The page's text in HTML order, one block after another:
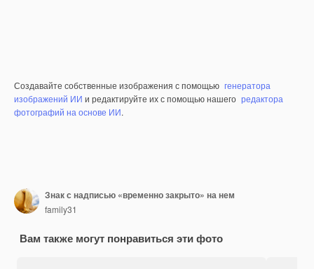
Создавайте собственные изображения с помощью генератора
изображений ИИ и редактируйте их с помощью нашего редактора
фотографий на основе ИИ.
Знак с надписью «временно закрыто» на нем
family31
Вам также могут понравиться эти фото